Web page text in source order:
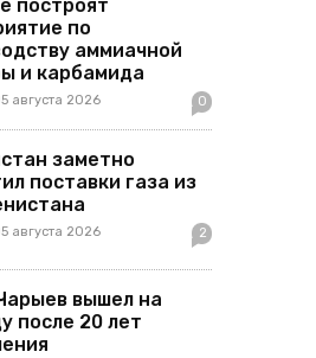
построят
по
аммиачной
и карбамида
августа 2026 0
заметно
поставки газа из
августа 2026 2
вышел на
после 20 лет